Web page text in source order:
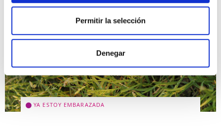
Permitir la selección
Denegar
YA ESTOY EMBARAZADA